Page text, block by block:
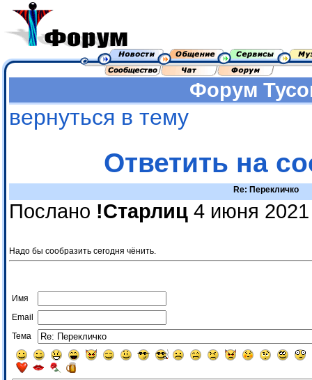
Форум
вернуться в тему
Ответить на
Re: Перекличко
Послано !Старлиц 4 июня
Надо бы сообразить сегодня чёнить.
Имя
Email
Тема